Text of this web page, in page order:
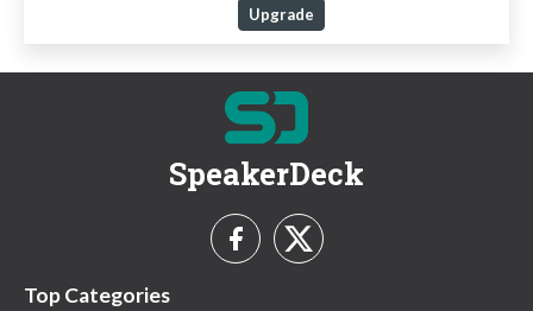
Upgrade
SpeakerDeck
Top Categories